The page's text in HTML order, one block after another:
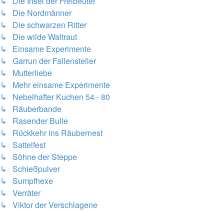
↳ Die Nordmänner
↳ Die schwarzen Ritter
↳ Die wilde Waltraut
↳ Einsame Experimente
↳ Garrun der Fallensteller
↳ Mutterliebe
↳ Mehr einsame Experimente
↳ Nebelhafter Kuchen 54 - 80
↳ Räuberbande
↳ Rasender Bulle
↳ Rückkehr ins Räubernest
↳ Sattelfest
↳ Söhne der Steppe
↳ Schießpulver
↳ Sumpfhexe
↳ Verräter
↳ Viktor der Verschlagene